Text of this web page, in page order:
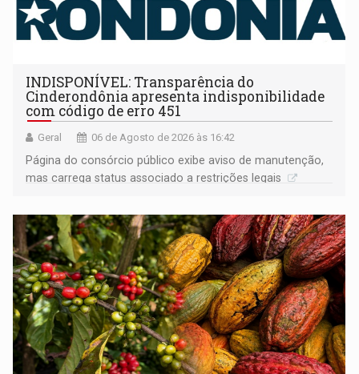
INDISPONÍVEL: Transparência do
Cinderondônia apresenta indisponibilidade
com código de erro 451
Geral 06 de Agosto de 2026 às 16:42
Página do consórcio público exibe aviso de manutenção,
mas carrega status associado a restrições legais